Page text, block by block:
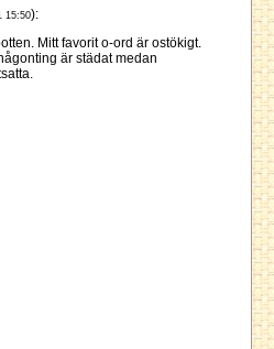
15:50):
Mitt favorit o-ord är ostökigt.
är städat medan